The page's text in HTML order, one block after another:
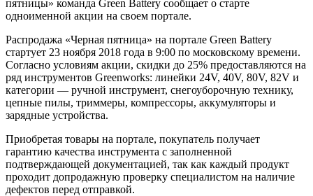
пятницы» команда Green Battery сообщает о старте
одноименной акции на своем портале.
Распродажа «Черная пятница» на портале Green Battery
стартует 23 ноября 2018 года в 9:00 по московскому времени.
Согласно условиям акции, скидки до 25% предоставляются на
ряд инструментов Greenworks: линейки 24V, 40V, 80V, 82V и
категории — ручной инструмент, снегоуборочную технику,
цепные пилы, триммеры, компрессоры, аккумуляторы и
зарядные устройства.
Приобретая товары на портале, покупатель получает
гарантию качества инструмента с заполненной
подтверждающей документацией, так как каждый продукт
проходит допродажную проверку специалистом на наличие
дефектов перед отправкой.